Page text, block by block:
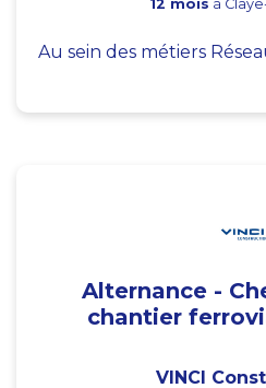
12 mois à
Au sein des métiers
Alternance -
chantier
VINCI